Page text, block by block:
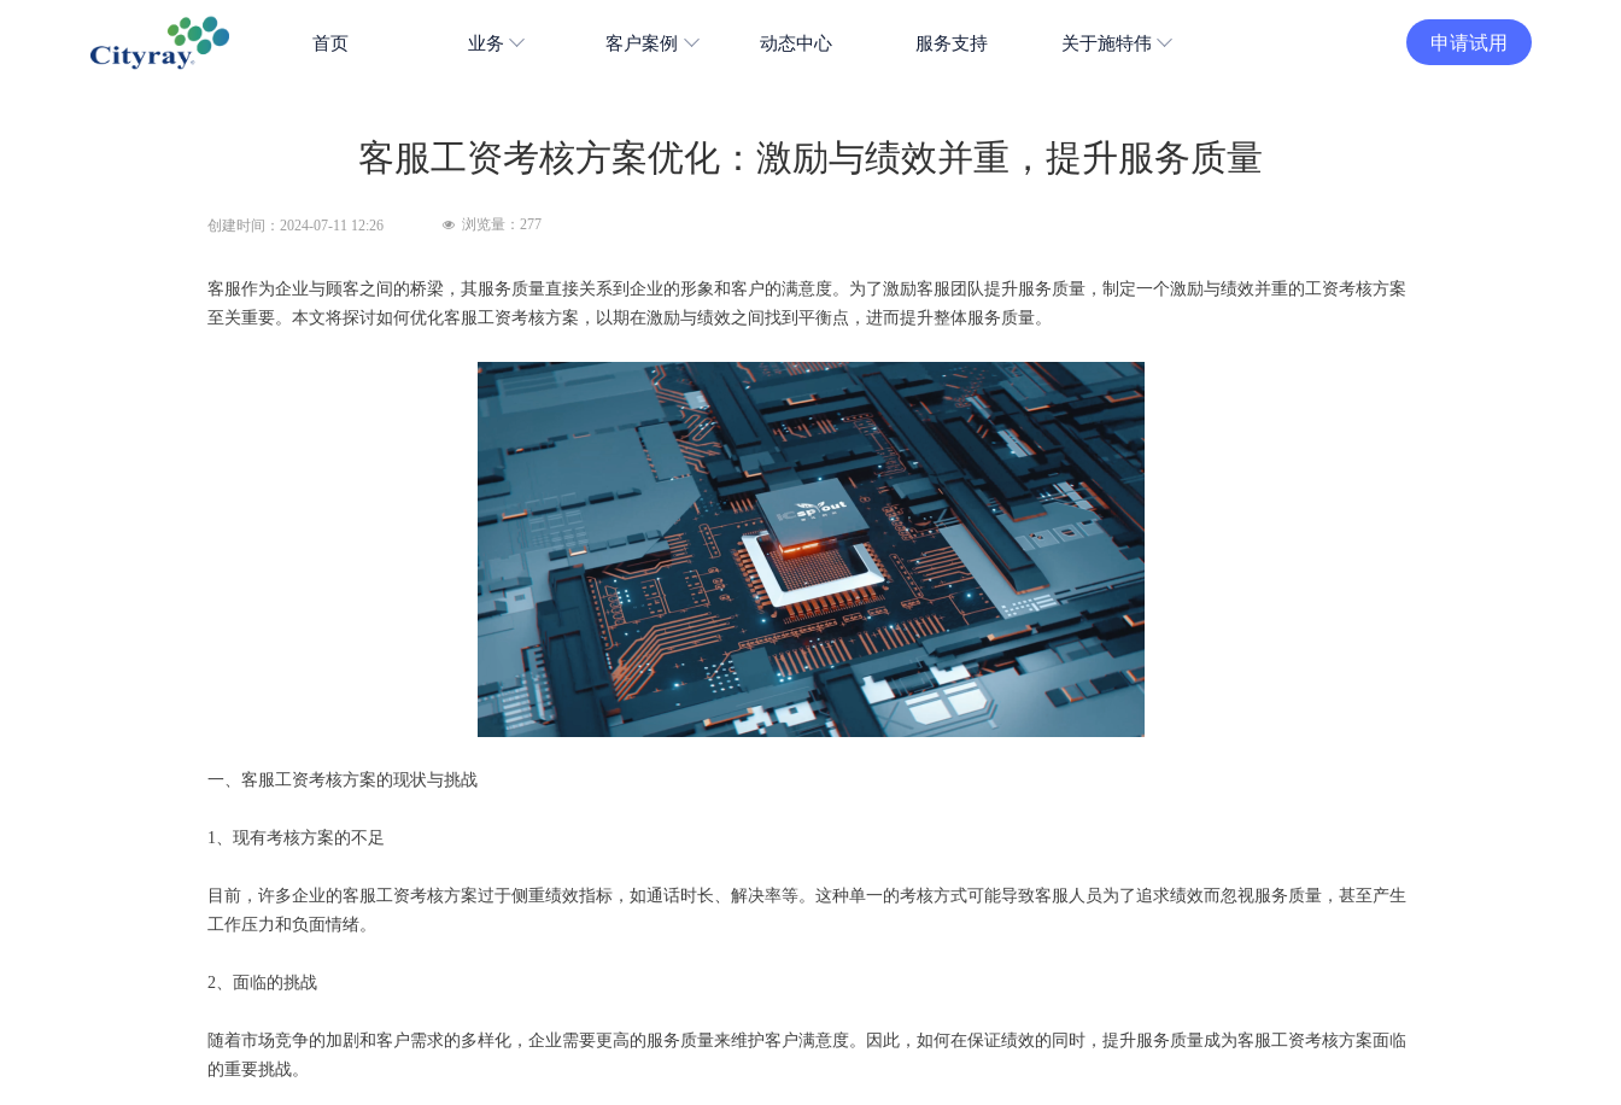
首页 业务 客户案例 动态中心 服务支持 关于施特伟 申请试用
客服工资考核方案优化：激励与绩效并重，提升服务质量
客服作为企业与顾客之间的桥梁，其服务质量直接关系到企业的形象和客户的满意度。为了激励客服团队提升服务质量，制定一个激励与绩效并重的工资考核方案
至关重要。本文将探讨如何优化客服工资考核方案，以期在激励与绩效之间找到平衡点，进而提升整体服务质量。
一、客服工资考核方案的现状与挑战
1、现有考核方案的不足
目前，许多企业的客服工资考核方案过于侧重绩效指标，如通话时长、解决率等。这种单一的考核方式可能导致客服人员为了追求绩效而忽视服务质量，甚至产生
工作压力和负面情绪。
2、面临的挑战
随着市场竞争的加剧和客户需求的多样化，企业需要更高的服务质量来维护客户满意度。因此，如何在保证绩效的同时，提升服务质量成为客服工资考核方案面临
的重要挑战。
创建时间： 2024-07-11 12:26 넶 浏览量： 277